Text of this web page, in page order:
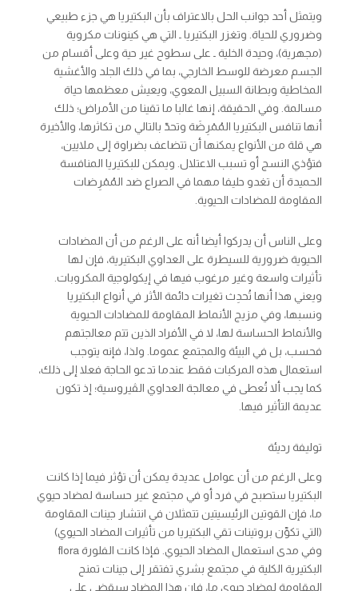
ويتمثل أحد جوانب الحل بالاعتراف بأن البكتيريا هي جزء طبيعي
وضروري للحياة. وتغزر البكتيريا ـ التي هي كينونات مكروية
(مجهرية)، وحيدة الخلية ـ على سطوح غير حية وعلى أقسام من
الجسم معرضة للوسط الخارجي، بما في ذلك الجلد والأغشية
المخاطية وبطانة السبيل المعوي، ويعيش معظمها حياة
مسالمة. وفي الحقيقة، إنها غالبا ما تقينا من الأمراض؛ ذلك
أنها تنافس البكتيريا المُمْرِضَة وتحدّ بالتالي من تكاثرها، والأخيرة
هي قلة من الأنواع يمكنها أن تتضاعف بضراوة إلى ملايين،
فتؤذي النسج أو تسبب الاعتلال. ويمكن للبكتيريا المنافسة
الحميدة أن تغدو حليفا مهما في الصراع ضد المُمْرِضات
المقاومة للمضادات الحيوية.
وعلى الناس أن يدركوا أيضا أنه على الرغم من أن المضادات
الحيوية ضرورية للسيطرة على العداوي البكتيرية، فإن لها
تأثيرات واسعة وغير مرغوب فيها في إيكولوجية المكروبات.
ويعني هذا أنها تُحدِث تغيرات دائمة الأثر في أنواع البكتيريا
ونسبها، وفي مزيج الأنماط المقاومة للمضادات الحيوية
والأنماط الحساسة لها، لا في الأفراد الذين تتم معالجتهم
فحسب، بل في البيئة والمجتمع عموما. ولذا، فإنه يتوجب
استعمال هذه المركبات فقط عندما تدعو الحاجة فعلا إلى ذلك،
كما يجب ألا تُعطى في معالجة العداوي الڤيروسية؛ إذ تكون
عديمة التأثير فيها.
توليفة رديئة
وعلى الرغم من أن عوامل عديدة يمكن أن تؤثر فيما إذا كانت
البكتيريا ستصبح في فرد أو في مجتمع غير حساسة لمضاد حيوي
ما، فإن القوتين الرئيسيتين تتمثلان في انتشار جينات المقاومة
(التي تكوِّن بروتينات تقي البكتيريا من تأثيرات المضاد الحيوي)
وفي مدى استعمال المضاد الحيوي. فإذا كانت الفلورة flora
البكتيرية الكلية في مجتمع بشري تفتقر إلى جينات تمنح
المقاومة لمضاد حيوي ما، فإن هذا المضاد سيقضي على